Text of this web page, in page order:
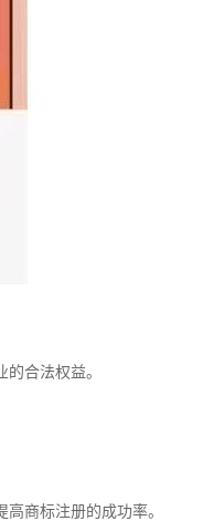
合法权益。
商标注册的成功率。